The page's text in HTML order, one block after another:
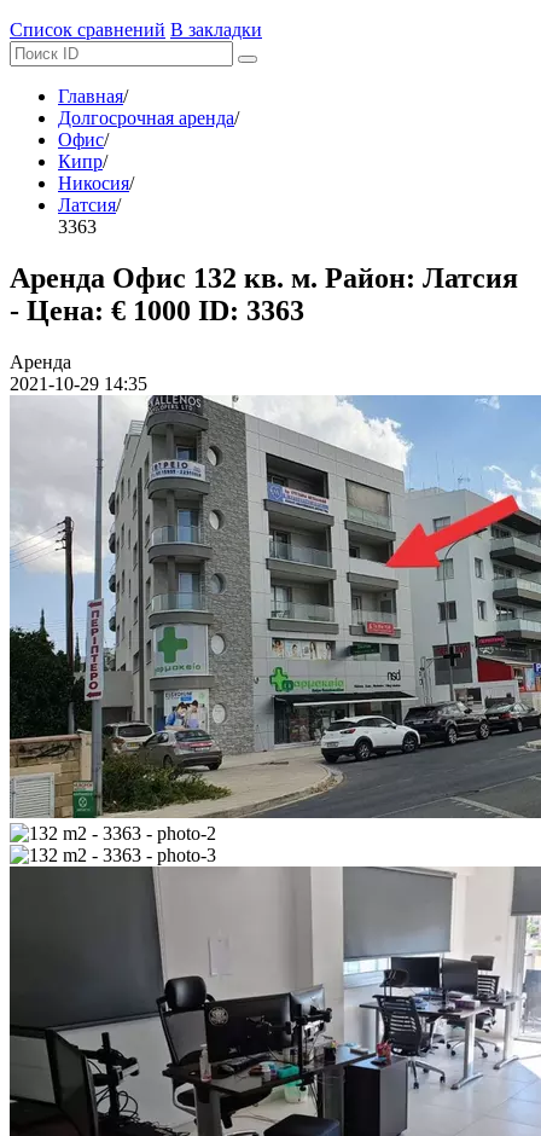
Список сравнений В закладки
Главная/
Долгосрочная аренда/
Офис/
Кипр/
Никосия/
Латсия/
3363
Аренда Офис 132 кв. м. Район: Латсия
- Цена: € 1000 ID: 3363
Аренда
2021-10-29 14:35